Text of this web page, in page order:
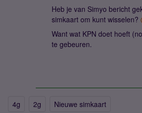
Heb je van Simyo bericht
simkaart om kunt wisselen?
Want wat KPN doet hoeft
te gebeuren.
4g 2g Nieuwe simkaart